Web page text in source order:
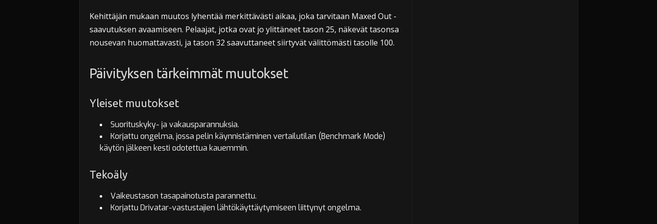
Kehittäjän mukaan muutos lyhentää merkittävästi aikaa, joka tarvitaan Maxed Out -
saavutuksen avaamiseen. Pelaajat, jotka ovat jo ylittäneet tason 25, näkevät tasonsa
nousevan huomattavasti, ja tason 32 saavuttaneet siirtyvät välittömästi tasolle 100.
Päivityksen tärkeimmät muutokset
Yleiset muutokset
Suorituskyky- ja vakausparannuksia.
Korjattu ongelma, jossa pelin käynnistäminen vertailutilan (Benchmark Mode)
käytön jälkeen kesti odotettua kauemmin.
Tekoäly
Vaikeustason tasapainotusta parannettu.
Korjattu Drivatar-vastustajien lähtökäyttäytymiseen liittynyt ongelma.